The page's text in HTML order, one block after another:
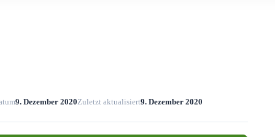
9. Dezember 2020Zuletzt aktualisiert9. Dezember 2020